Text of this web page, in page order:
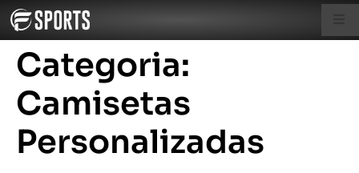
Categoria:
Camisetas
Personalizadas